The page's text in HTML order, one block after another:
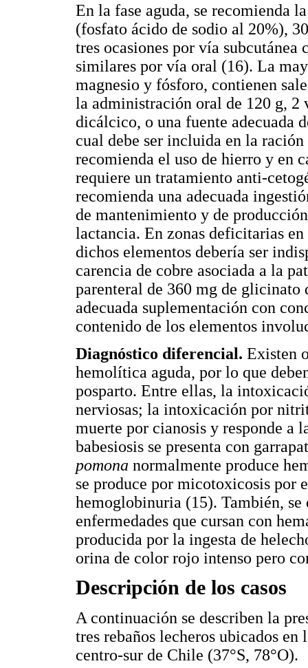
En la fase aguda, se recomienda
(fosfato ácido de sodio al 20%),
tres ocasiones por vía subcutánea
similares por vía oral (16). La
magnesio y fósforo, contienen
la administración oral de 120 g, 2
dicálcico, o una fuente adecuada
cual debe ser incluida en la
recomienda el uso de hierro y en
requiere un tratamiento anti-
recomienda una adecuada
de mantenimiento y de
lactancia. En zonas deficitarias
dichos elementos debería ser
carencia de cobre asociada a la
parenteral de 360 mg de glicinato
adecuada suplementación con
contenido de los elementos
Diagnóstico diferencial. Existen
hemolítica aguda, por lo que
posparto. Entre ellas, la
nerviosas; la intoxicación por
muerte por cianosis y responde a
babesiosis se presenta con
pomona normalmente produce
se produce por micotoxicosis por
hemoglobinuria (15). También,
enfermedades que cursan con
producida por la ingesta de
orina de color rojo intenso pero
Descripción de los casos
A continuación se describen la
tres rebaños lecheros ubicados
centro-sur de Chile (37°S, 78°O).